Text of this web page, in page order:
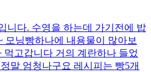
니다. 수영을 하는데 가기전에 밥
모닝빵하나에 내용물이 많아보
먹고갑니다 거의 계란하나 들었
말 엄청나구요 레시피는 빵5개